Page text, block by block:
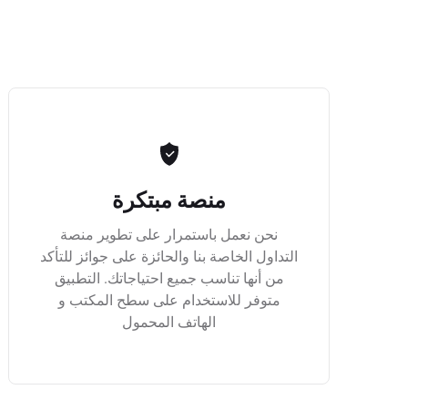
منصة مبتكرة
نحن نعمل باستمرار على تطوير منصة
التداول الخاصة بنا والحائزة على جوائز للتأكد
من أنها تناسب جميع احتياجاتك. التطبيق
متوفر للاستخدام على سطح المكتب و
الهاتف المحمول